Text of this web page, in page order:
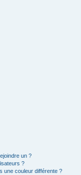
un ?
?
une couleur différente ?